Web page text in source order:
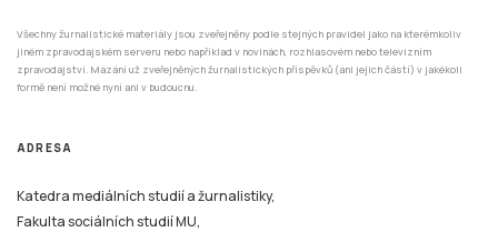
Všechny žurnalistické materiály jsou zveřejněny podle stejných pravidel jako na kterémkoliv
jiném zpravodajském serveru nebo například v novinách, rozhlasovém nebo televizním
zpravodajství. Mazání už zveřejněných žurnalistických příspěvků (ani jejich částí) v jakékoli
formě není možné nyní ani v budoucnu.
ADRESA
Katedra mediálních studií a žurnalistiky,
Fakulta sociálních studií MU,